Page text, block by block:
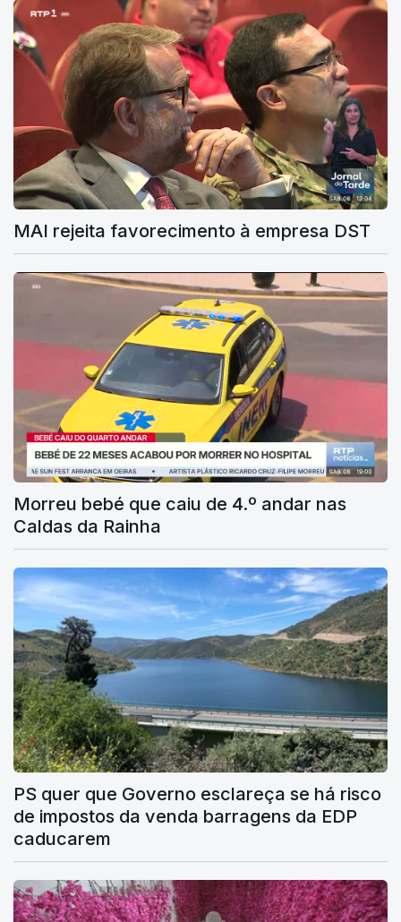
MAI rejeita favorecimento à empresa DST
Morreu bebé que caiu de 4.º andar nas
Caldas da Rainha
PS quer que Governo esclareça se há risco
de impostos da venda barragens da EDP
caducarem